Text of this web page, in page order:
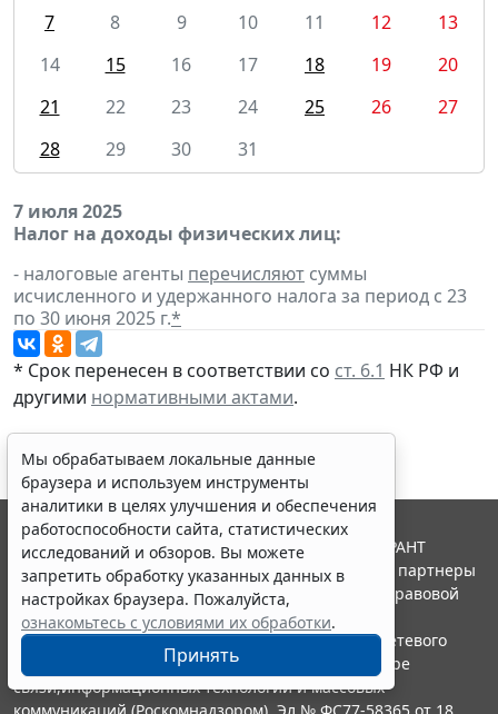
7
8 9 10 11 12
13
14
15 16 17 18 19
20
21
22 23 24 25 26
27
28
29 30 31
7 июля 2025
Налог на доходы физических лиц:
- налоговые агенты перечисляют суммы
исчисленного и удержанного налога за период с 23
по 30 июня 2025 г.*
* Срок перенесен в соответствии со ст. 6.1 НК РФ и
другими нормативными актами.
Мы обрабатываем локальные данные
браузера и используем инструменты
аналитики в целях улучшения и обеспечения
работоспособности сайта, статистических
исследований и обзоров. Вы можете
запретить обработку указанных данных в
настройках браузера. Пожалуйста,
ознакомьтесь с условиями их обработки.
Принять
© ООО "НПП "ГАРАНТ-СЕРВИС", 2026. Система ГАРАНТ
выпускается с 1990 года. Компания "Гарант" и ее партнеры
являются участниками Российской ассоциации правовой
информации ГАРАНТ.
Портал ГАРАНТ.РУ зарегистрирован в качестве сетевого
издания Федеральной службой по надзору в сфере
связи,информационных технологий и массовых